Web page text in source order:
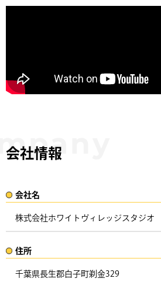
会社情報
会社名​
株式会社ホワイトヴィレッジスタジオ
住所​​
千葉県長生郡白子町剃金329 ​